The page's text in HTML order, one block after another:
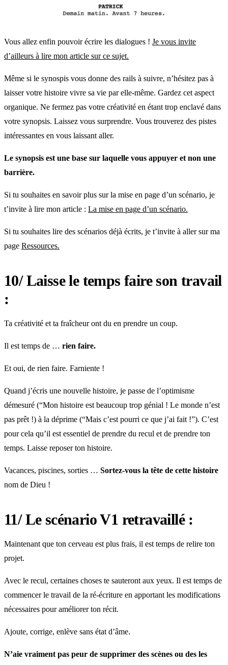
Vous allez enfin pouvoir écrire les dialogues ! Je vous invite
d’ailleurs à lire mon article sur ce sujet.
Même si le synospis vous donne des rails à suivre, n’hésitez pas à
laisser votre histoire vivre sa vie par elle-même. Gardez cet aspect
organique. Ne fermez pas votre créativité en étant trop enclavé dans
votre synopsis. Laissez vous surprendre. Vous trouverez des pistes
intéressantes en vous laissant aller.
Le synopsis est une base sur laquelle vous appuyer et non une
barrière.
Si tu souhaites en savoir plus sur la mise en page d’un scénario, je
t’invite à lire mon article : La mise en page d’un scénario.
Si tu souhaites lire des scénarios déjà écrits, je t’invite à aller sur ma
page Ressources.
10/ Laisse le temps faire son travail
:
Ta créativité et ta fraîcheur ont du en prendre un coup.
Il est temps de … rien faire.
Et oui, de rien faire. Farniente !
Quand j’écris une nouvelle histoire, je passe de l’optimisme
démesuré (“Mon histoire est beaucoup trop génial ! Le monde n’est
pas prêt !) à la déprime (“Mais c’est pourri ce que j’ai fait !”). C’est
pour cela qu’il est essentiel de prendre du recul et de prendre ton
temps. Laisse reposer ton histoire.
Vacances, piscines, sorties … Sortez-vous la tête de cette histoire
nom de Dieu !
11/ Le scénario V1 retravaillé :
Maintenant que ton cerveau est plus frais, il est temps de relire ton
projet.
Avec le recul, certaines choses te sauteront aux yeux. Il est temps de
commencer le travail de la ré-écriture en apportant les modifications
nécessaires pour améliorer ton récit.
Ajoute, corrige, enlève sans état d’âme.
N’aie vraiment pas peur de supprimer des scènes ou des les